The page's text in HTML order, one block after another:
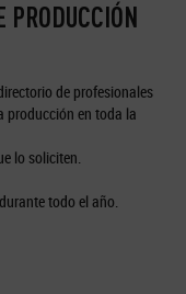
PRODUCCIÓN
de profesionales
producción en toda la
lo soliciten.
todo el año.